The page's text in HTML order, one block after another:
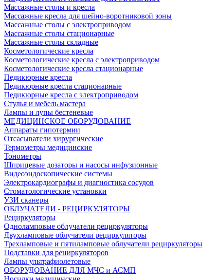
Массажные столы и кресла
Массажные кресла для шейно-воротниковой зоны
Массажные столы с электроприводом
Массажные столы стационарные
Массажные столы складные
Косметологические кресла
Косметологические кресла с электроприводом
Косметологические кресла стационарные
Педикюрные кресла
Педикюрные кресла стационарные
Педикюрные кресла с электроприводом
Стулья и мебель мастера
Лампы и лупы бестеневые
МЕДИЦИНСКОЕ ОБОРУДОВАНИЕ
Аппараты гипотермии
Отсасыватели хирургические
Термометры медицинские
Тонометры
Шприцевые дозаторы и насосы инфузионные
Видеоэндоскопические системы
Электрокардиографы и диагностика сосудов
Стоматологические установки
УЗИ сканеры
ОБЛУЧАТЕЛИ - РЕЦИРКУЛЯТОРЫ
Рециркуляторы
Одноламповые облучатели рециркуляторы
Двухламповые облучатели рециркуляторы
Трехламповые и пятиламповые облучатели рециркуляторы
Подставки для рециркуляторов
Лампы ультрафиолетовые
ОБОРУДОВАНИЕ ДЛЯ МЧС и АСМП